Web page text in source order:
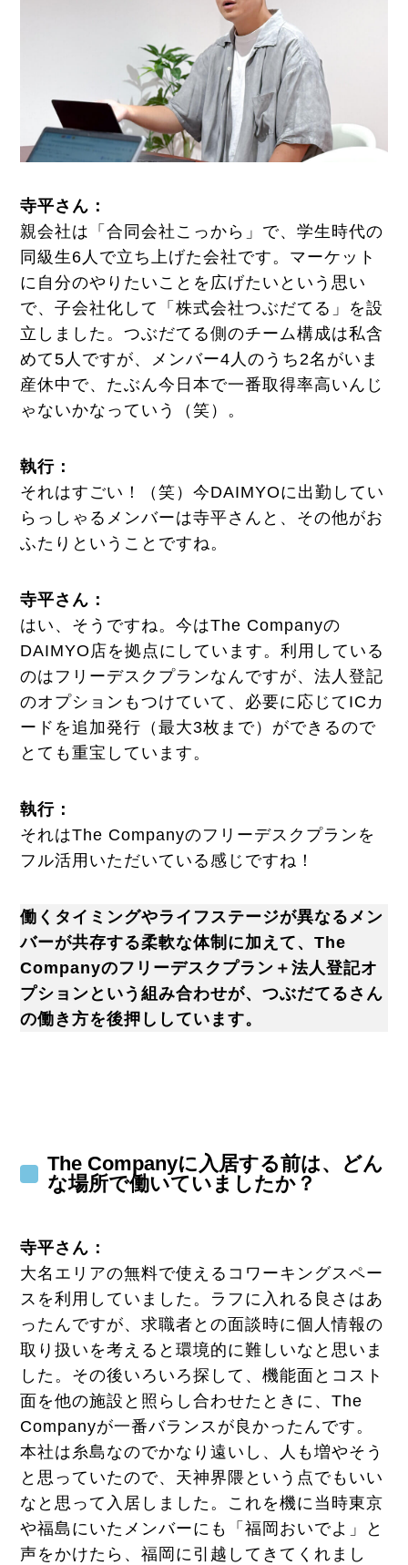
寺平さん：
親会社は「合同会社こっから」で、学生時代の
同級生6人で立ち上げた会社です。マーケット
に自分のやりたいことを広げたいという思い
で、子会社化して「株式会社つぶだてる」を設
立しました。つぶだてる側のチーム構成は私含
めて5人ですが、メンバー4人のうち2名がいま
産休中で、たぶん今日本で一番取得率高いんじ
ゃないかなっていう（笑）。
執行：
それはすごい！（笑）今DAIMYOに出勤してい
らっしゃるメンバーは寺平さんと、その他がお
ふたりということですね。
寺平さん：
はい、そうですね。今はThe Companyの
DAIMYO店を拠点にしています。利用している
のはフリーデスクプランなんですが、法人登記
のオプションもつけていて、必要に応じてICカ
ードを追加発行（最大3枚まで）ができるので
とても重宝しています。
執行 ：
それはThe Companyのフリーデスクプランを
フル活用いただいている感じですね！
働くタイミングやライフステージが異なるメン
バーが共存する柔軟な体制に加えて、The
Companyのフリーデスクプラン＋法人登記オ
プションという組み合わせが、つぶだてるさん
の働き方を後押ししています。
The Companyに入居する前は、どん
な場所で働いていましたか？
寺平さん：
大名エリアの無料で使えるコワーキングスペー
スを利用していました。ラフに入れる良さはあ
ったんですが、求職者との面談時に個人情報の
取り扱いを考えると環境的に難しいなと思いま
した。その後いろいろ探して、機能面とコスト
面を他の施設と照らし合わせたときに、The
Companyが一番バランスが良かったんです。
本社は糸島なのでかなり遠いし、人も増やそう
と思っていたので、天神界隈という点でもいい
なと思って入居しました。これを機に当時東京
や福島にいたメンバーにも「福岡おいでよ」と
声をかけたら、福岡に引越してきてくれまし